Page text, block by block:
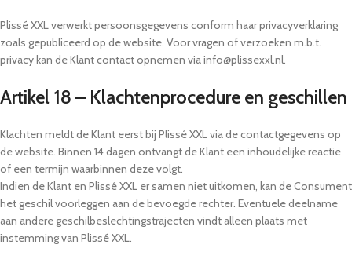
Plissé XXL verwerkt persoonsgegevens conform haar privacyverklaring
zoals gepubliceerd op de website. Voor vragen of verzoeken m.b.t.
privacy kan de Klant contact opnemen via info@plissexxl.nl.
Artikel 18 – Klachtenprocedure en geschillen
Klachten meldt de Klant eerst bij Plissé XXL via de contactgegevens op
de website. Binnen 14 dagen ontvangt de Klant een inhoudelijke reactie
of een termijn waarbinnen deze volgt.
Indien de Klant en Plissé XXL er samen niet uitkomen, kan de Consument
het geschil voorleggen aan de bevoegde rechter. Eventuele deelname
aan andere geschilbeslechtingstrajecten vindt alleen plaats met
instemming van Plissé XXL.